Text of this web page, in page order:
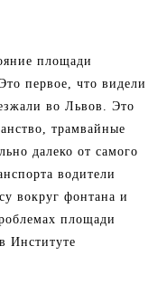
площади
первое, что видели
во Львов. Это
трамвайные
далеко от самого
водители
вокруг фонтана и
площади
Институте